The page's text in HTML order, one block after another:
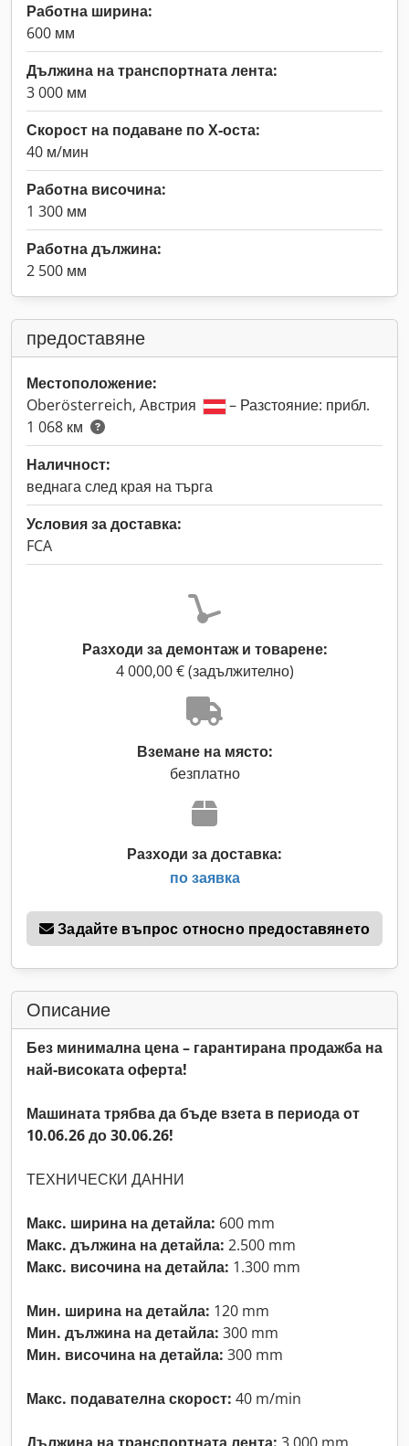
Работна ширина:
600 мм
Дължина на транспортната лента:
3 000 мм
Скорост на подаване по Х-оста:
40 м/мин
Работна височина:
1 300 мм
Работна дължина:
2 500 мм
предоставяне
Местоположение:
Oberösterreich, Австрия
– Разстояние: прибл.
1 068 км
Наличност:
веднага след края на търга
Условия за доставка:
FCA
Разходи за демонтаж и товарене:
4 000,00 € (задължително)
Вземане на място:
безплатно
Разходи за доставка:
по заявка
Задайте въпрос относно предоставянето
Описание
Без минимална цена – гарантирана продажба на
най-високата оферта!
Машината трябва да бъде взета в периода от
10.06.26 до 30.06.26!
ТЕХНИЧЕСКИ ДАННИ
Макс. ширина на детайла: 600 mm
Макс. дължина на детайла: 2.500 mm
Макс. височина на детайла: 1.300 mm
Мин. ширина на детайла: 120 mm
Мин. дължина на детайла: 300 mm
Мин. височина на детайла: 300 mm
Макс. подавателна скорост: 40 m/min